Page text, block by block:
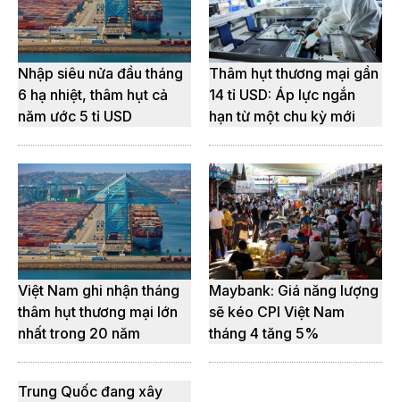
Nhập siêu nửa đầu tháng
6 hạ nhiệt, thâm hụt cả
năm ước 5 tỉ USD
Thâm hụt thương mại gần
14 tỉ USD: Áp lực ngắn
hạn từ một chu kỳ mới
Việt Nam ghi nhận tháng
thâm hụt thương mại lớn
nhất trong 20 năm
Maybank: Giá năng lượng
sẽ kéo CPI Việt Nam
tháng 4 tăng 5%
Trung Quốc đang xây